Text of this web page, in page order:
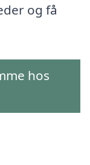
og få
hos